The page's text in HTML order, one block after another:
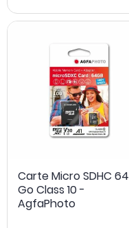
Carte Micro SDHC 64
Go Class 10 -
AgfaPhoto